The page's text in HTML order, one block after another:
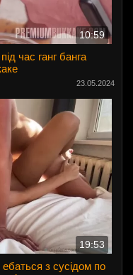
10:59
час ганг банга
23.05.2024
19:53
з сусідом по